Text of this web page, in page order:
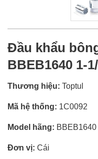
Đầu khẩu
BBEB1640 1-
Thương hiệu: Toptul
Mã hệ thống: 1C0092
Model hãng: BBEB1640
Đơn vị: Cái